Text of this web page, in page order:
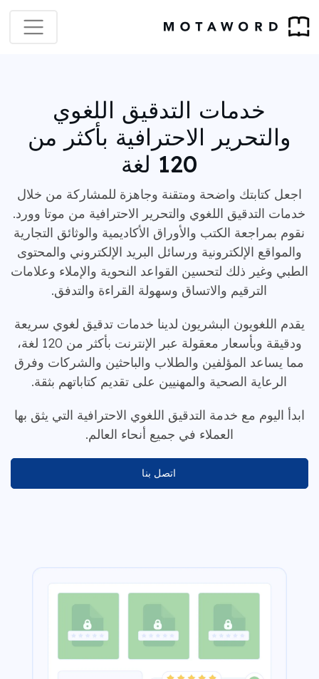
خدمات التدقيق اللغوي
والتحرير الاحترافية بأكثر من
120 لغة
اجعل كتابتك واضحة ومتقنة وجاهزة للمشاركة من خلال
خدمات التدقيق اللغوي والتحرير الاحترافية من موتا وورد.
نقوم بمراجعة الكتب والأوراق الأكاديمية والوثائق التجارية
والمواقع الإلكترونية ورسائل البريد الإلكتروني والمحتوى
الطبي وغير ذلك لتحسين القواعد النحوية والإملاء وعلامات
الترقيم والاتساق وسهولة القراءة والتدفق.
يقدم اللغويون البشريون لدينا خدمات تدقيق لغوي سريعة
ودقيقة وبأسعار معقولة عبر الإنترنت بأكثر من 120 لغة،
مما يساعد المؤلفين والطلاب والباحثين والشركات وفرق
الرعاية الصحية والمهنيين على تقديم كتاباتهم بثقة.
ابدأ اليوم مع خدمة التدقيق اللغوي الاحترافية التي يثق بها
العملاء في جميع أنحاء العالم.
اتصل بنا